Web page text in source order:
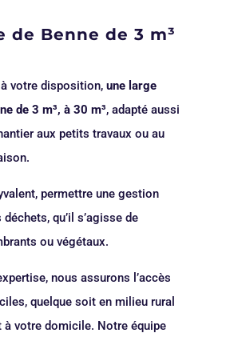
de Benne de 3 m³
votre disposition, une large
de 3 m³, à 30 m³, adapté aussi
aux petits travaux ou au
permettre une gestion
qu’il s’agisse de
ou végétaux.
nous assurons l’accès
quelque soit en milieu rural
à votre domicile. Notre équipe